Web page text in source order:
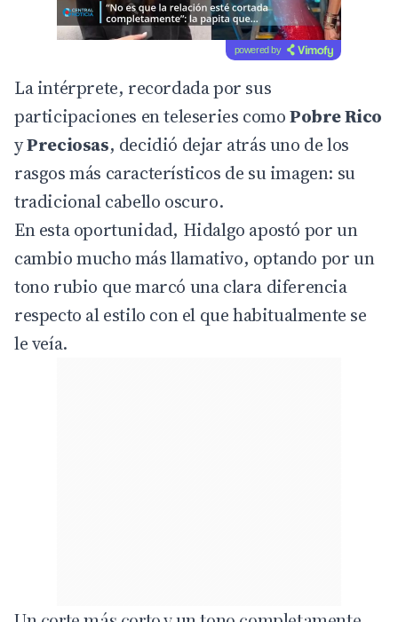
powered by
La intérprete, recordada por sus
participaciones en teleseries comoPobre Rico
yPreciosas, decidió dejar atrás uno de los
rasgos más característicos de su imagen: su
tradicional cabello oscuro.
En esta oportunidad, Hidalgo apostó por un
cambio mucho más llamativo, optando por un
tono rubio que marcó una clara diferencia
respecto al estilo con el que habitualmente se
le veía.